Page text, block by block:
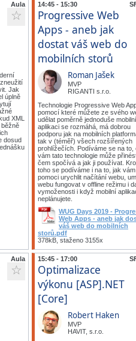
Aula
☆
Jak
úplně
XML
dosud
14:45 - 15:30
Progressive Web
Apps - aneb jak
dostat váš web do
mobilních storů
Roman Jašek
MVP
RIGANTI s.r.o.
Technologie Progressive Web
pomocí které můžete ze svého
udělat poměrně jednoduše mobilní
aplikaci se rozmáhá, má dobrou
podporu jak na mobilních
tak v (téměř) všech rozšířených
prohlížečích. Podíváme se na to,
vám tato technologie může
čem spočívá a jak ji používat.
toho se podíváme i na to, jak
pomoci urychlit načítání webu,
webu fungovat v offline režimu i
vymoženosti i když mobilní
neplánujete.
WUG Days 2019 -
Web Apps - aneb jak
váš web do mobilních
storů.pdf
378kB, staženo 3155x
Aula
☆
15:45 - 17:00
Optimalizace
výkonu [ASP].NET
[Core]
Robert Haken
MVP
HAVIT, s.r.o.